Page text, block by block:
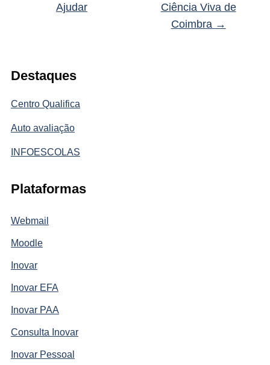
Destaques
Centro Qualifica
Auto avaliação
INFOESCOLAS
Plataformas
Webmail
Moodle
Inovar
Inovar EFA
Inovar PAA
Consulta Inovar
Inovar Pessoal
Ajudar
Ciência Viva de
Coimbra →